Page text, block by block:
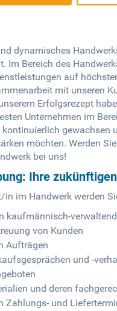
dynamisches
Im Bereich des
auf
mit unseren
Erfolgsrezept
Unternehmen im
gewachsen
möchten. Werden
bei uns!
Ihre
im Handwerk werden
kaufmännisch-
von Kunden
Aufträgen
und -
und deren
Zahlungs- und